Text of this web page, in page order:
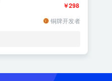
￥298
铜牌开发者